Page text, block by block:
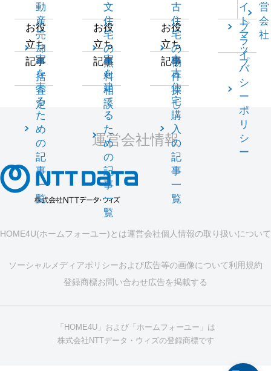
動
産
売
却
一
括
査
定
お役
立ち
記事
家
を
売
る
た
め
の
記
事
一
覧
文
住
宅
の
無
料
相
談
お役
立ち
記事
家
を
建
て
る
た
め
の
記
事
一
覧
古
住
宅
の
物
件
探
し
お役
立ち
記事
中
古
住
宅
購
入
の
記
事
一
覧
イ
ト
マ
ッ
プ
営
会
社
プ
ラ
イ
バ
シ
ー
ポ
リ
シ
ー
運営会社情報
HOME4U(ホームフォーユー)とは運営会社個人情報の取り扱いについて
ソーシャルメディアポリシーおよび広告等の画像について利用規約
登録商標お問い合わせ広告を掲載する
「HOME4U」および「ホームフォーユー」は
株式会社NTTデータ・ウィズの登録商標です